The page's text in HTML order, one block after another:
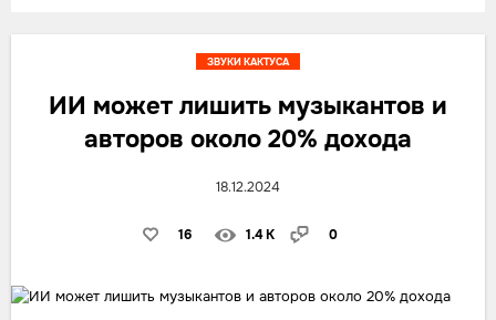
ИИ может лишить музыкантов и
авторов около 20% дохода
18.12.2024
16 1.4 K 0
ЗВУКИ КАКТУСА